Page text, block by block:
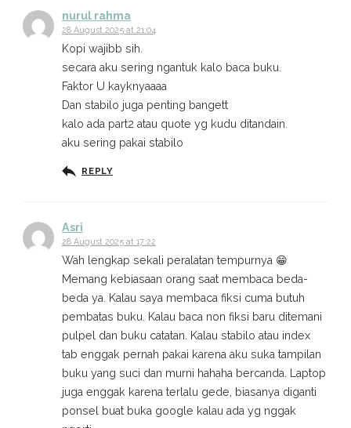
nurul rahma
28 August 2025 at 21:04
Kopi wajibb sih.
secara aku sering ngantuk kalo baca buku.
Faktor U kayknyaaaa
Dan stabilo juga penting bangett
kalo ada part2 atau quote yg kudu ditandain.
aku sering pakai stabilo
REPLY
Asri
28 August 2025 at 17:22
Wah lengkap sekali peralatan tempurnya 😁
Memang kebiasaan orang saat membaca beda-
beda ya. Kalau saya membaca fiksi cuma butuh
pembatas buku. Kalau baca non fiksi baru ditemani
pulpel dan buku catatan. Kalau stabilo atau index
tab enggak pernah pakai karena aku suka tampilan
buku yang suci dan murni hahaha bercanda. Laptop
juga enggak karena terlalu gede, biasanya diganti
ponsel buat buka google kalau ada yg nggak